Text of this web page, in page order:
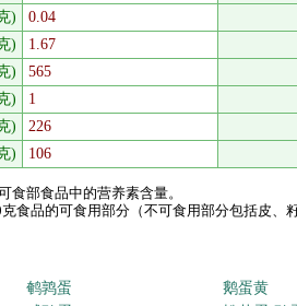
)
0.04
)
1.67
)
565
)
1
)
226
)
106
食部食品中的营养素含量。
克食品的可食用部分（不可食用部分包括皮、
鹌鹑蛋
鹅蛋黄